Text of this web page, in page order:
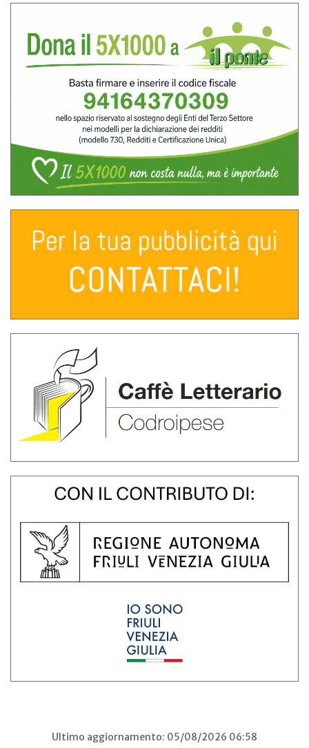
Ultimo aggiornamento: 05/08/2026 06:58